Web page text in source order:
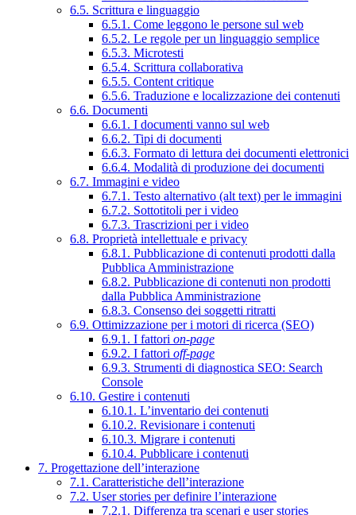
6.5. Scrittura e linguaggio
6.5.1. Come leggono le persone sul web
6.5.2. Le regole per un linguaggio semplice
6.5.3. Microtesti
6.5.4. Scrittura collaborativa
6.5.5. Content critique
6.5.6. Traduzione e localizzazione dei contenuti
6.6. Documenti
6.6.1. I documenti vanno sul web
6.6.2. Tipi di documenti
6.6.3. Formato di lettura dei documenti elettronici
6.6.4. Modalità di produzione dei documenti
6.7. Immagini e video
6.7.1. Testo alternativo (alt text) per le immagini
6.7.2. Sottotitoli per i video
6.7.3. Trascrizioni per i video
6.8. Proprietà intellettuale e privacy
6.8.1. Pubblicazione di contenuti prodotti dalla
Pubblica Amministrazione
6.8.2. Pubblicazione di contenuti non prodotti
dalla Pubblica Amministrazione
6.8.3. Consenso dei soggetti ritratti
6.9. Ottimizzazione per i motori di ricerca (SEO)
6.9.1. I fattori on-page
6.9.2. I fattori off-page
6.9.3. Strumenti di diagnostica SEO: Search
Console
6.10. Gestire i contenuti
6.10.1. L’inventario dei contenuti
6.10.2. Revisionare i contenuti
6.10.3. Migrare i contenuti
6.10.4. Pubblicare i contenuti
7. Progettazione dell’interazione
7.1. Caratteristiche dell’interazione
7.2. User stories per definire l’interazione
7.2.1. Differenza tra scenari e user stories